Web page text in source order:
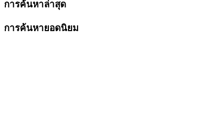
การค้นหาล่าสุด
การค้นหายอดนิยม